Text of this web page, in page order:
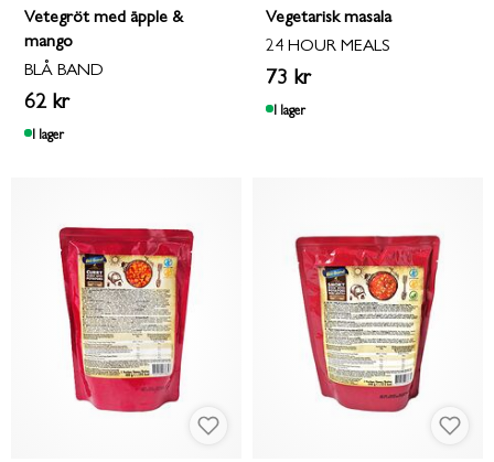
Vetegröt med äpple &
mango
BLÅ BAND
62 kr
I lager
Vegetarisk masala
24 HOUR MEALS
73 kr
I lager